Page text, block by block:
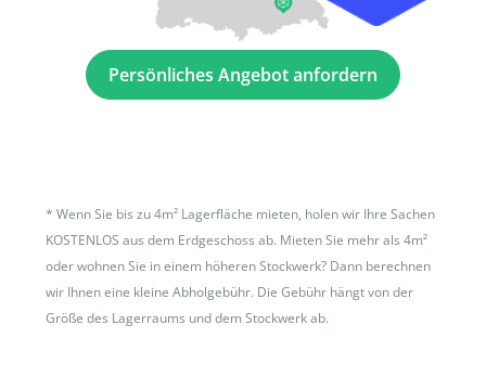
Persönliches Angebot anfordern
*Wenn Sie bis zu 4m² Lagerfläche mieten, holen wir Ihre Sachen
KOSTENLOS aus dem Erdgeschoss ab. Mieten Sie mehr als 4m²
oder wohnen Sie in einem höheren Stockwerk? Dann berechnen
wir Ihnen eine kleine Abholgebühr. Die Gebühr hängt von der
Größe des Lagerraums und dem Stockwerk ab.